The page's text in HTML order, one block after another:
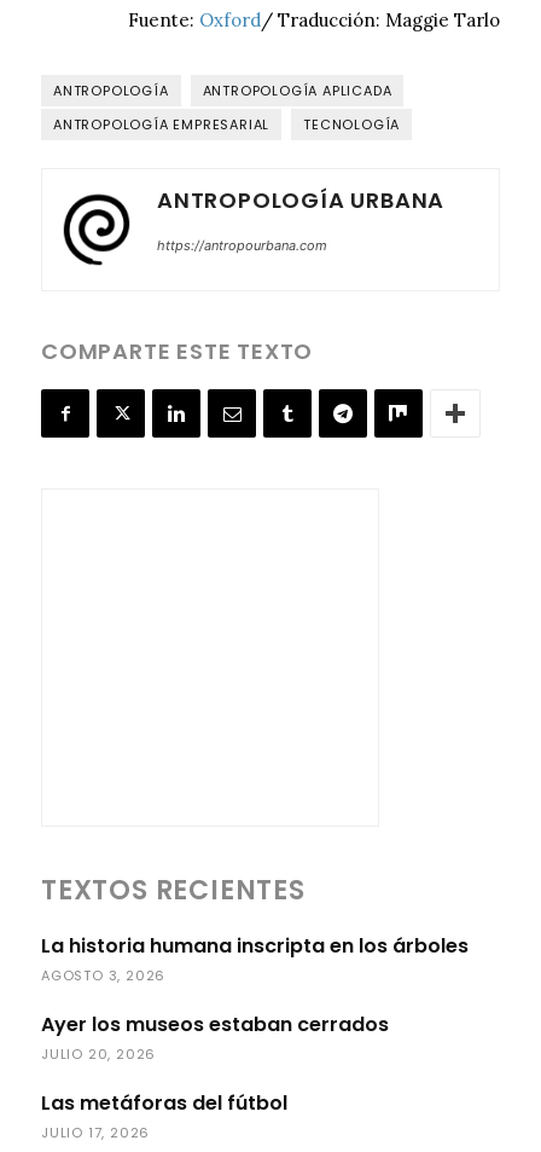
Fuente: Oxford/ Traducción: Maggie Tarlo
ANTROPOLOGÍA
ANTROPOLOGÍA APLICADA
ANTROPOLOGÍA EMPRESARIAL
TECNOLOGÍA
ANTROPOLOGÍA URBANA
https://antropourbana.com
COMPARTE ESTE TEXTO
TEXTOS RECIENTES
La historia humana inscripta en los árboles
AGOSTO 3, 2026
Ayer los museos estaban cerrados
JULIO 20, 2026
Las metáforas del fútbol
JULIO 17, 2026